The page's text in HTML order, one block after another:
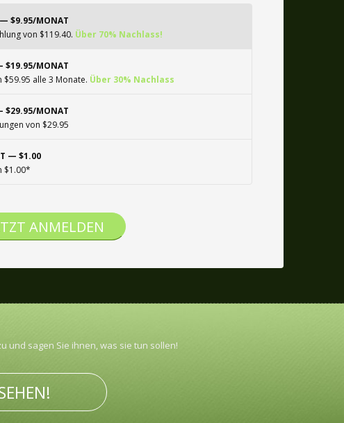
— $9.95/MONAT
von $119.40. Über 70% Nachlass!
$19.95/MONAT
alle 3 Monate. Über 30% Nachlass
$29.95/MONAT
von $29.95
— $1.00
$1.00*
ANMELDEN
und sagen Sie ihnen, was sie tun sollen!